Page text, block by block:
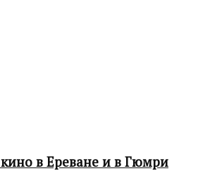
в Ереване и в Гюмри